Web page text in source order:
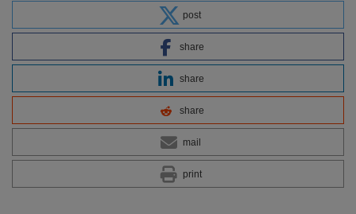
post
share
share
share
mail
print